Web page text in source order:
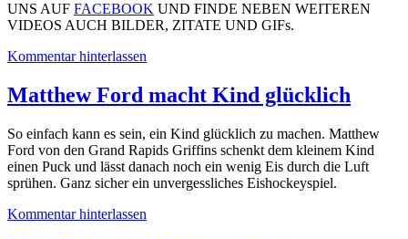
UNS AUF FACEBOOK UND FINDE NEBEN WEITEREN
VIDEOS AUCH BILDER, ZITATE UND GIFs.
Kommentar hinterlassen
Matthew Ford macht Kind glücklich
So einfach kann es sein, ein Kind glücklich zu machen. Matthew
Ford von den Grand Rapids Griffins schenkt dem kleinem Kind
einen Puck und lässt danach noch ein wenig Eis durch die Luft
sprühen. Ganz sicher ein unvergessliches Eishockeyspiel.
Kommentar hinterlassen